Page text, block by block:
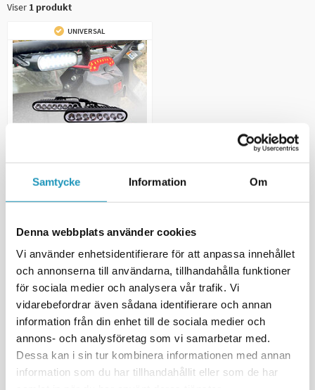
Samtycke Information Om
Denna webbplats använder cookies
Vi använder enhetsidentifierare för att anpassa innehållet
och annonserna till användarna, tillhandahålla funktioner
för sociala medier och analysera vår trafik. Vi
vidarebefordrar även sådana identifierare och annan
information från din enhet till de sociala medier och
annons- och analysföretag som vi samarbetar med.
Dessa kan i sin tur kombinera informationen med annan
information som du har tillhandahållit eller som de har
Viser 1 produkt
UNIVERSAL
Arbeidsbelysning LED Slim
HANDLEKURVEN
MER INFORMASJON
Viser1av1produkt